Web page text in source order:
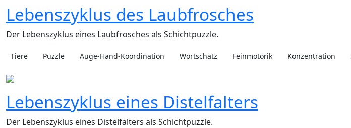
Lebenszyklus des Laubfrosches
Der Lebenszyklus eines Laubfrosches als Schichtpuzzle.
Tiere Puzzle Auge-Hand-Koordination Wortschatz Feinmotorik Konzentration
Lebenszyklus eines Distelfalters
Der Lebenszyklus eines Distelfalters als Schichtpuzzle.